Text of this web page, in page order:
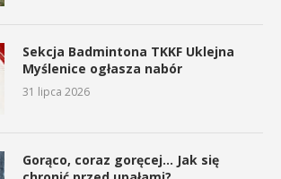
Sekcja Badmintona TKKF Uklejna
Myślenice ogłasza nabór
31 lipca 2026
Gorąco, coraz goręcej… Jak się